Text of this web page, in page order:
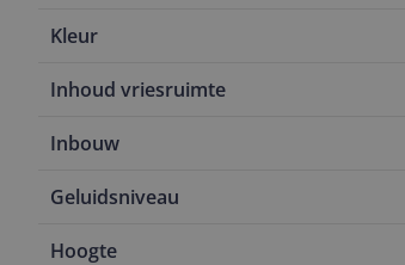
Kleur
Inhoud vriesruimte
Inbouw
Geluidsniveau
Hoogte